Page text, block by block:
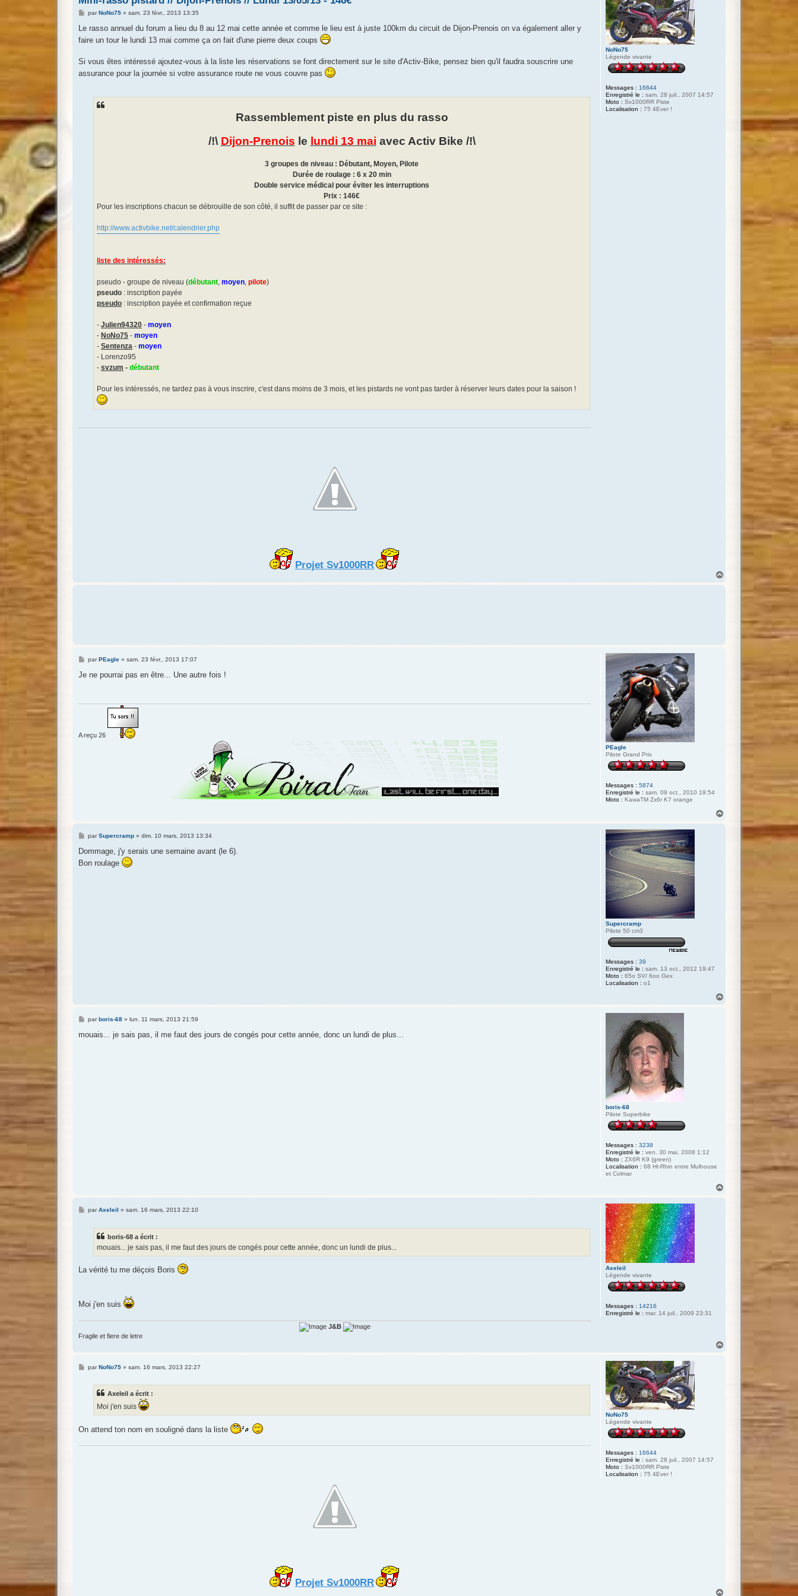
NoNo75
Légende vivante
Messages : 16644
Enregistré le : sam. 28 juil., 2007 14:57
Moto : Sv1000RR Piste
Localisation : 75 4Ever !
M
s
a
parNoNo75» sam. 23 févr., 2013 13:35
Le rasso annuel du forum a lieu du 8 au 12 mai cette année et comme le lieu est à juste 100km du circuit de Dijon-Prenois on va également aller y
faire un tour le lundi 13 mai comme ça on fait d'une pierre deux coups
Si vous êtes intéressé ajoutez-vous à la liste les réservations se font directement sur le site d'Activ-Bike, pensez bien qu'il faudra souscrire une
assurance pour la journée si votre assurance route ne vous couvre pas
Rassemblement piste en plus du rasso
/!\ Dijon-Prenois le lundi 13 mai avec Activ Bike /!\
3 groupes de niveau : Débutant, Moyen, Pilote
Durée de roulage : 6 x 20 min
Double service médical pour éviter les interruptions
Prix : 146€
Pour les inscriptions chacun se débrouille de son côté, il suffit de passer par ce site :
http://www.activbike.net/calendrier.php
liste des intéressés:
pseudo - groupe de niveau (débutant, moyen, pilote)
pseudo : inscription payée
pseudo : inscription payée et confirmation reçue
- Julien94320 - moyen
- NoNo75 - moyen
- Sentenza - moyen
- Lorenzo95
- svzum - débutant
Pour les intéressés, ne tardez pas à vous inscrire, c'est dans moins de 3 mois, et les pistards ne vont pas tarder à réserver leurs dates pour la saison !
Projet Sv1000RR
PEagle
Pilote Grand Prix
Messages : 5874
Enregistré le : sam. 09 oct., 2010 19:54
Moto : KawaTM Zx6r K7 orange
M
s
par PEagle» sam. 23 févr., 2013 17:07
Je ne pourrai pas en être... Une autre fois !
A reçu 26
Supercramp
Pilote 50 cm3
Messages : 39
Enregistré le : sam. 13 oct., 2012 19:47
Moto : 65o SV/ 6oo Gex
Localisation : o1
M
s
a
parSupercramp» dim. 10 mars, 2013 13:34
Dommage, j'y serais une semaine avant (le 6).
Bon roulage
boris-68
Pilote Superbike
Messages : 3238
Enregistré le : ven. 30 mai, 2008 1:12
Moto : ZX6R K9 (green)
Localisation : 68 Ht-Rhin entre Mulhouse
et Colmar
M
s
par boris-68» lun. 11 mars, 2013 21:59
mouais... je sais pas, il me faut des jours de congés pour cette année, donc un lundi de plus...
Axeleil
Légende vivante
Messages : 14216
Enregistré le : mar. 14 juil., 2009 23:31
MparAxeleil » sam. 16 mars, 2013 22:10
boris-68 a écrit :
mouais... je sais pas, il me faut des jours de congés pour cette année, donc un lundi de plus...
La vérité tu me déçois Boris
Moi j'en suis
J&B
Fragile et fiere de letre
NoNo75
Légende vivante
Messages : 16644
Enregistré le : sam. 28 juil., 2007 14:57
Moto : Sv1000RR Piste
Localisation : 75 4Ever !
MparNoNo75» sam. 16 mars, 2013 22:27
Axeleil a écrit :
Moi j'en suis
On attend ton nom en souligné dans la liste
Projet Sv1000RR